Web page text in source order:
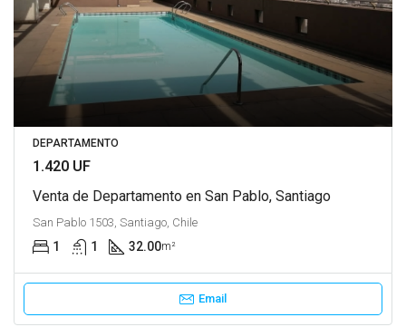
DEPARTAMENTO
1.420 UF
Venta de Departamento en San Pablo, Santiago
San Pablo 1503, Santiago, Chile
1 1 32.00m²
Email